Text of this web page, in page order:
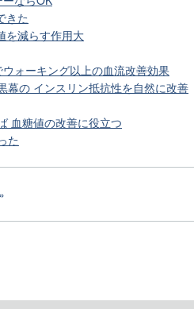
きた
を減らす作用大
ォーキング以上の血流改善効果
幕の インスリン抵抗性を自然に改善
血糖値の改善に役立つ
た